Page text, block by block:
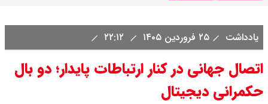
یادداشت ۲۵ فروردین ۱۴۰۵
اتصال جهانی در کنار ارتباطات پایدار؛ دو بال
حکمرانی دیجیتال